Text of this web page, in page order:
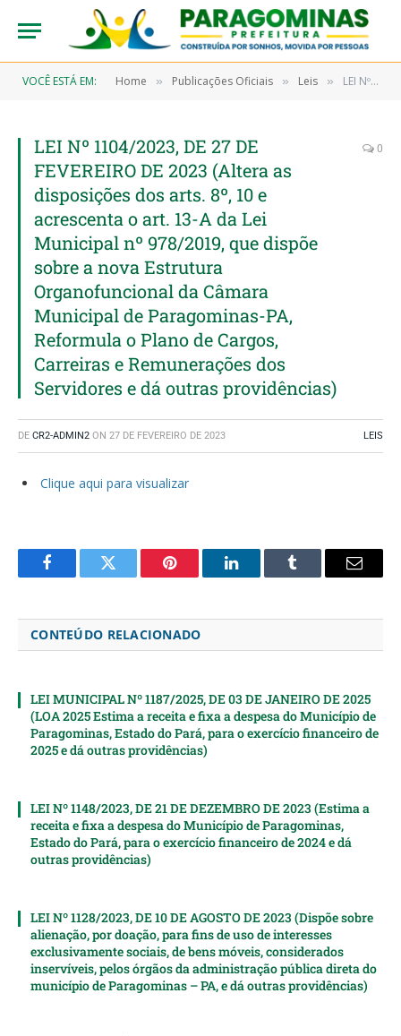
VOCÊ ESTÁ EM: Home » Publicações Oficiais » Leis » LEI Nº 1104/2023, DE 27 DE FEVEREIRO DE 2023 (Altera as disposições dos arts. 8º, 10 e acrescenta o art. 13-A da Lei Municipal nº 978/2019, que dispõe sobre a nova Estrutura Organofuncional da Câmara Municipal de Paragominas-PA, Reformula o Plano de Cargos, Carreiras e Remunerações dos Servidores e dá outras providências)
LEI Nº 1104/2023, DE 27 DE
FEVEREIRO DE 2023 (Altera as
disposições dos arts. 8º, 10 e
acrescenta o art. 13-A da Lei
Municipal nº 978/2019, que dispõe
sobre a nova Estrutura
Organofuncional da Câmara
Municipal de Paragominas-PA,
Reformula o Plano de Cargos,
Carreiras e Remunerações dos
Servidores e dá outras providências)
0
DE CR2-ADMIN2 ON 27 DE FEVEREIRO DE 2023 LEIS
Clique aqui para visualizar
FacebookTwitter Pinterest LinkedInTumblr Email
CONTEÚDO RELACIONADO
LEI MUNICIPAL Nº 1187/2025, DE 03 DE JANEIRO DE 2025
(LOA 2025 Estima a receita e fixa a despesa do Município de
Paragominas, Estado do Pará, para o exercício financeiro de
2025 e dá outras providências)
LEI Nº 1148/2023, DE 21 DE DEZEMBRO DE 2023 (Estima a
receita e fixa a despesa do Município de Paragominas,
Estado do Pará, para o exercício financeiro de 2024 e dá
outras providências)
LEI Nº 1128/2023, DE 10 DE AGOSTO DE 2023 (Dispõe sobre
alienação, por doação, para fins de uso de interesses
exclusivamente sociais, de bens móveis, considerados
inservíveis, pelos órgãos da administração pública direta do
município de Paragominas – PA, e dá outras providências)